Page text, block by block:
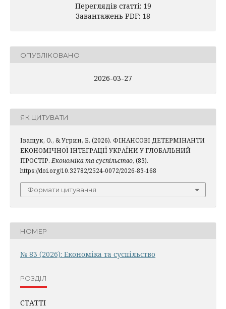
Переглядів статті: 19
Завантажень PDF: 18
ОПУБЛІКОВАНО
2026-03-27
ЯК ЦИТУВАТИ
Іващук, О., & Угрин, Б. (2026). ФІНАНСОВІ ДЕТЕРМІНАНТИ
ЕКОНОМІЧНОЇ ІНТЕГРАЦІЇ УКРАЇНИ У ГЛОБАЛЬНИЙ
ПРОСТІР. Економіка та суспільство, (83).
https://doi.org/10.32782/2524-0072/2026-83-168
Формати цитування
НОМЕР
№ 83 (2026): Економіка та суспільство
РОЗДІЛ
СТАТТІ